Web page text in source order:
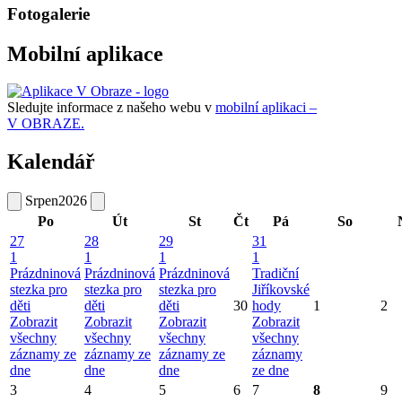
Fotogalerie
Mobilní aplikace
Sledujte informace z našeho webu v mobilní aplikaci –
V OBRAZE.
Kalendář
Srpen2026
Po
Út St Čt Pá So
27
1
Prázdninová
stezka pro
děti
Zobrazit
všechny
záznamy ze
dne
28
1
Prázdninová
stezka pro
děti
Zobrazit
všechny
záznamy ze
dne
29
1
Prázdninová
stezka pro
děti
Zobrazit
všechny
záznamy ze
dne
30
31
1
Tradiční
Jiříkovské
hody
Zobrazit
všechny
záznamy
ze dne
1 2
3 4 5 6 7 8 9